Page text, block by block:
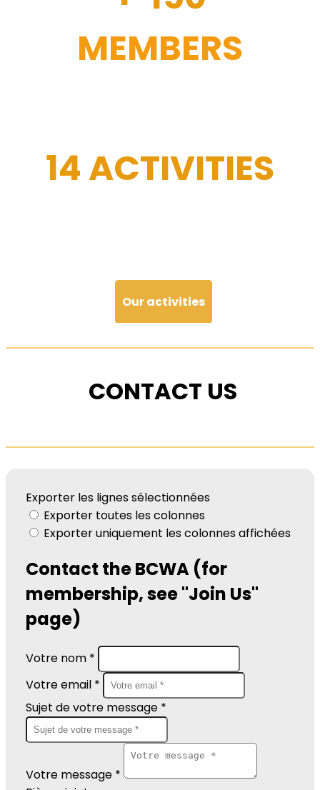
MEMBERS
14 ACTIVITIES
Our activities
CONTACT US